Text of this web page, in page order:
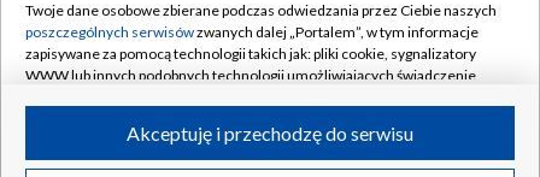
Rada Programowa
System NOS
Informacje o nadawcy
Program dla prasy
Kontakt
Kanały
©2026 Telewizja Polska S.A. w likwidacji
Twoje dane osobowe zbierane podczas odwiedzania przez Ciebie naszych
poszczególnych serwisówzwanych dalej „Portalem”, w tym informacje
zapisywane za pomocą technologii takich jak: pliki cookie, sygnalizatory
WWW lub innych podobnych technologii umożliwiających świadczenie
ruchu w Internecie.Akceptuję i przechodzę do serwisu